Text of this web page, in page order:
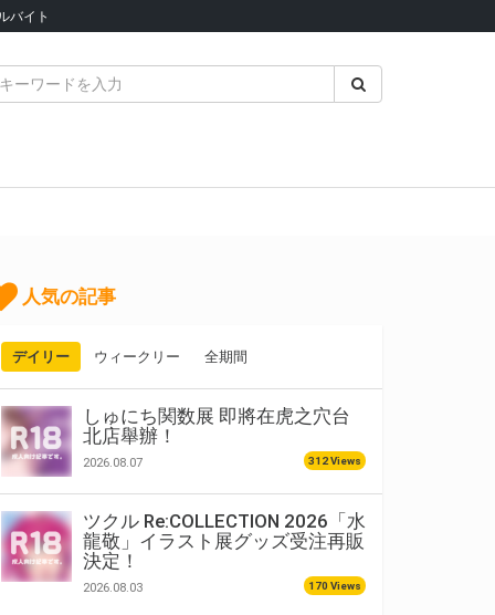
バイト
人気の記事
デイリー ウィークリー 全期間
しゅにち関数展 即將在虎之穴台
北店舉辦！
2026.08.07 312 Views
ツクル Re:COLLECTION 2026「水
龍敬」イラスト展グッズ受注再販
決定！
2026.08.03 170 Views